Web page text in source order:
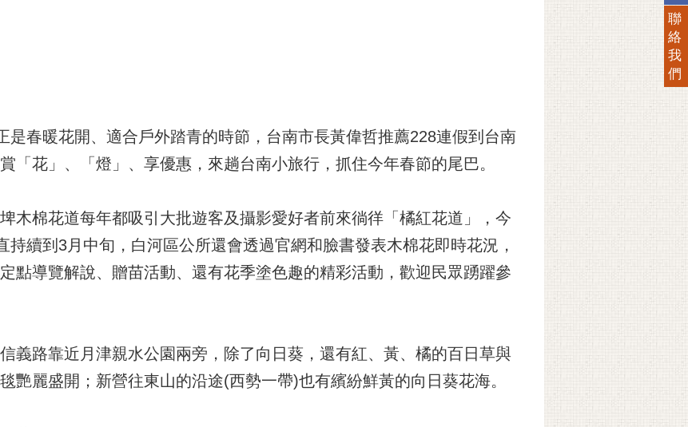
是春暖花開、適合戶外踏青的時節，台南市長黃偉哲推薦228連假到台南
「花」、「燈」、享優惠，來趟台南小旅行，抓住今年春節的尾巴。
木棉花道每年都吸引大批遊客及攝影愛好者前來徜徉「橘紅花道」，今
持續到3月中旬，白河區公所還會透過官網和臉書發表木棉花即時花況，
點導覽解說、贈苗活動、還有花季塗色趣的精彩活動，歡迎民眾踴躍參
義路靠近月津親水公園兩旁，除了向日葵，還有紅、黃、橘的百日草與
艷麗盛開；新營往東山的沿途(西勢一帶)也有繽紛鮮黃的向日葵花海。
聯
絡
我
們